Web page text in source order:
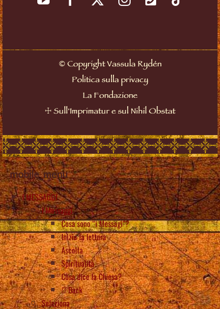
©Copyright Vassula Rydén
Politica sulla privacy
La Fondazione
☩ Sull'Imprimatur e sul Nihil Obstat
mobile_menu
I MESSAGGI
I Messaggi
Cosa sono “i Messagi”?
Inizia la lettura
Ascolta
Spiritualità
Cosa dice la Chiesa?
Back
Seleziona